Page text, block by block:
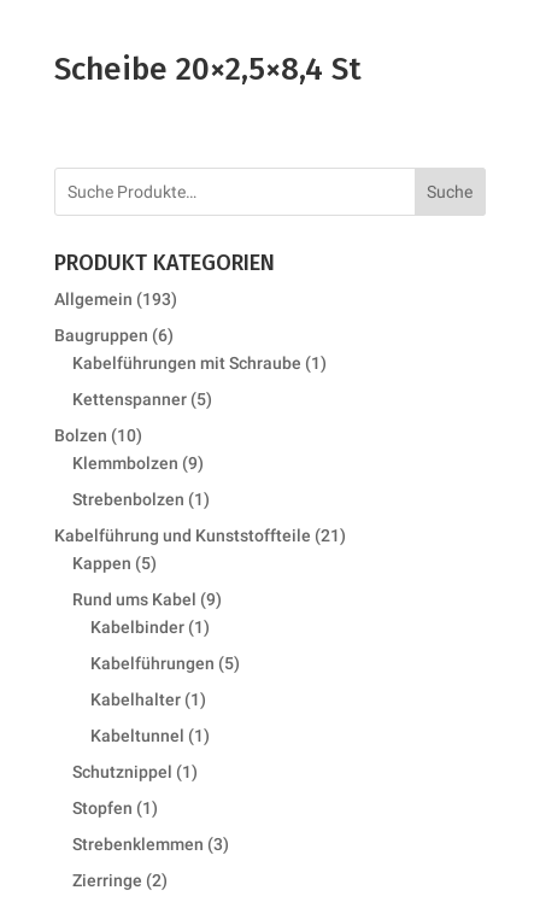
Scheibe 20×2,5×8,4 St
Suche
PRODUKT KATEGORIEN
Allgemein 193193
products
Baugruppen 66
products
Kabelführungen mit Schraube 11
Kettenspanner 55
Bolzen 1010
products
Klemmbolzen 99
products
Strebenbolzen 11
product
Kabelführung und Kunststoffteile 2121
Kappen 55
products
Rund ums Kabel 99
Kabelbinder 11
product
Kabelführungen 55
Kabelhalter 11
product
Kabeltunnel 11
Schutznippel 11
Stopfen 11
Strebenklemmen 33
Zierringe 22